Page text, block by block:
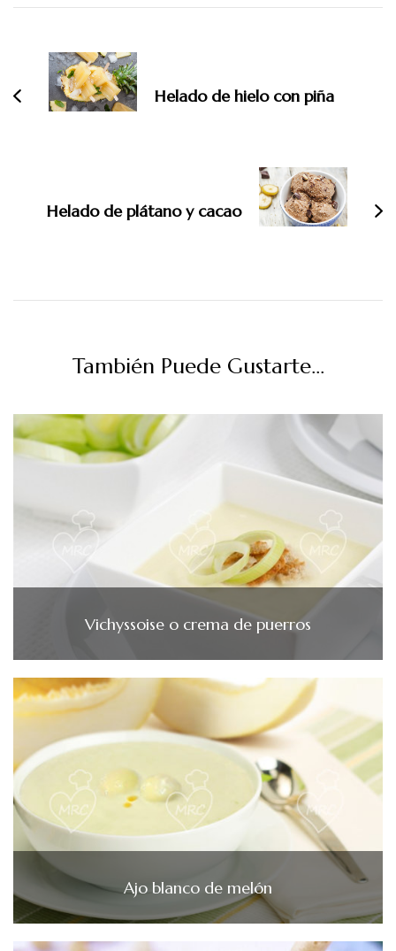
entradas
Helado de hielo con piña
Helado de plátano y cacao
También Puede Gustarte...
Vichyssoise o crema de puerros
Ajo blanco de melón